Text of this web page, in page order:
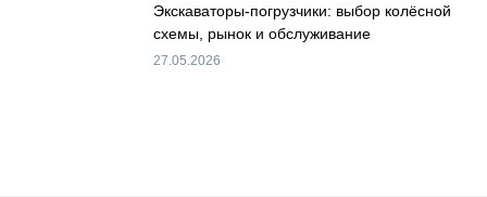
Экскаваторы-погрузчики: выбор колёсной
схемы, рынок и обслуживание
27.05.2026